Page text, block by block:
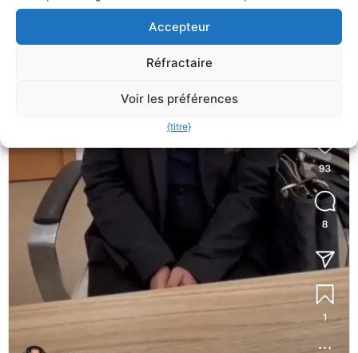
Accepteur
Réfractaire
Voir les préférences
{titre}